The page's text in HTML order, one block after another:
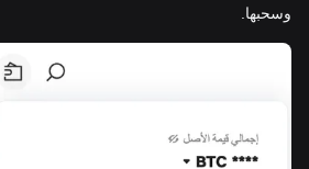
وسحبها.